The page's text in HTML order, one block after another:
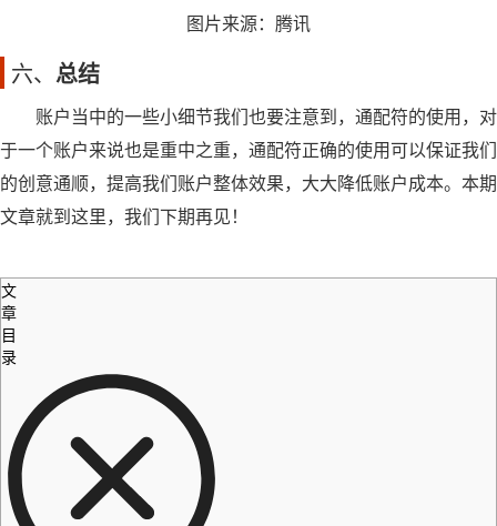
图片来源：腾讯
六、 总结
账户当中的一些小细节我们也要注意到，通配符的使用，对
于一个账户来说也是重中之重，通配符正确的使用可以保证我们
的创意通顺，提高我们账户整体效果，大大降低账户成本。本期
文章就到这里，我们下期再见！
文
章
目
录